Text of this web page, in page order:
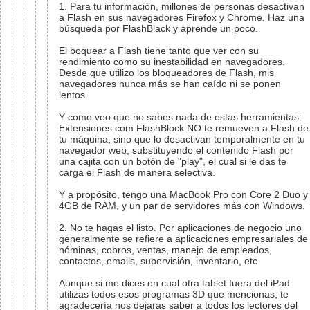
1. Para tu información, millones de personas desactivan
a Flash en sus navegadores Firefox y Chrome. Haz una
búsqueda por FlashBlack y aprende un poco.
El boquear a Flash tiene tanto que ver con su
rendimiento como su inestabilidad en navegadores.
Desde que utilizo los bloqueadores de Flash, mis
navegadores nunca más se han caído ni se ponen
lentos.
Y como veo que no sabes nada de estas herramientas:
Extensiones com FlashBlock NO te remueven a Flash de
tu máquina, sino que lo desactivan temporalmente en tu
navegador web, substituyendo el contenido Flash por
una cajita con un botón de "play", el cual si le das te
carga el Flash de manera selectiva.
Y a propósito, tengo una MacBook Pro con Core 2 Duo y
4GB de RAM, y un par de servidores más con Windows.
2. No te hagas el listo. Por aplicaciones de negocio uno
generalmente se refiere a aplicaciones empresariales de
nóminas, cobros, ventas, manejo de empleados,
contactos, emails, supervisión, inventario, etc.
Aunque si me dices en cual otra tablet fuera del iPad
utilizas todos esos programas 3D que mencionas, te
agradecería nos dejaras saber a todos los lectores del